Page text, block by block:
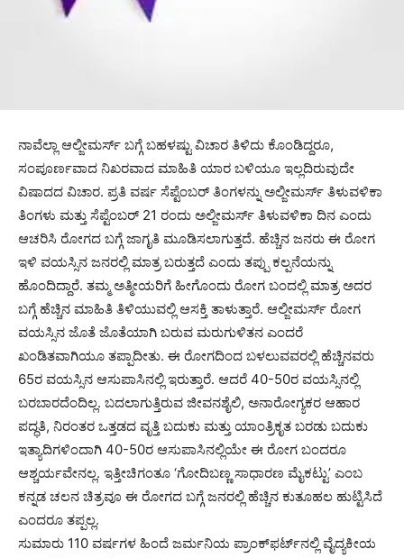
ನಾವೆಲ್ಲಾ ಆಲ್ಜೀಮರ್ಸ್ ಬಗ್ಗೆ ಬಹಳಷ್ಟು ವಿಚಾರ ತಿಳಿದು ಕೊಂಡಿದ್ದರೂ,
ಸಂಪೂರ್ಣವಾದ ನಿಖರವಾದ ಮಾಹಿತಿ ಯಾರ ಬಳಿಯೂ ಇಲ್ಲದಿರುವುದೇ
ವಿಷಾದದ ವಿಚಾರ. ಪ್ರತಿ ವರ್ಷ ಸೆಪ್ಟೆಂಬರ್ ತಿಂಗಳನ್ನು ಅಲ್ಜೀಮರ್ಸ್ ತಿಳುವಳಿಕಾ
ತಿಂಗಳು ಮತ್ತು ಸೆಪ್ಟೆಂಬರ್ 21 ರಂದು ಅಲ್ಜೀಮರ್ಸ್ ತಿಳುವಳಿಕಾ ದಿನ ಎಂದು
ಆಚರಿಸಿ ರೋಗದ ಬಗ್ಗೆ ಜಾಗೃತಿ ಮೂಡಿಸಲಾಗುತ್ತದೆ. ಹೆಚ್ಚಿನ ಜನರು ಈ ರೋಗ
ಇಳಿ ವಯಸ್ಸಿನ ಜನರಲ್ಲಿ ಮಾತ್ರ ಬರುತ್ತದೆ ಎಂದು ತಪ್ಪು ಕಲ್ಪನೆಯನ್ನು
ಹೊಂದಿದ್ದಾರೆ. ತಮ್ಮ ಅತ್ಮೀಯರಿಗೆ ಹೀಗೊಂದು ರೋಗ ಬಂದಲ್ಲಿ ಮಾತ್ರ ಅದರ
ಬಗ್ಗೆ ಹೆಚ್ಚಿನ ಮಾಹಿತಿ ತಿಳಿಯುವಲ್ಲಿ ಆಸಕ್ತಿ ತಾಳುತ್ತಾರೆ. ಆಲ್ಜೀಮರ್ಸ್ ರೋಗ
ವಯಸ್ಸಿನ ಜೊತೆ ಜೊತೆಯಾಗಿ ಬರುವ ಮರುಗುಳಿತನ ಎಂದರೆ
ಖಂಡಿತವಾಗಿಯೂ ತಪ್ಪಾದೀತು. ಈ ರೋಗದಿಂದ ಬಳಲುವವರಲ್ಲಿ ಹೆಚ್ಚಿನವರು
65ರ ವಯಸ್ಸಿನ ಆಸುಪಾಸಿನಲ್ಲಿ ಇರುತ್ತಾರೆ. ಆದರೆ 40-50ರ ವಯಸ್ಸಿನಲ್ಲಿ
ಬರಬಾರದೆಂದಿಲ್ಲ. ಬದಲಾಗುತ್ತಿರುವ ಜೀವನಶೈಲಿ, ಅನಾರೋಗ್ಯಕರ ಆಹಾರ
ಪದ್ಧತಿ, ನಿರಂತರ ಒತ್ತಡದ ವೃತ್ತಿ ಬದುಕು ಮತ್ತು ಯಾಂತ್ರಿಕೃತ ಬರಡು ಬದುಕು
ಇತ್ಯಾದಿಗಳಿಂದಾಗಿ 40-50ರ ಆಸುಪಾಸಿನಲ್ಲಿಯೇ ಈ ರೋಗ ಬಂದರೂ
ಆಶ್ಚರ್ಯವೇನಲ್ಲ. ಇತ್ತೀಚಿಗಂತೂ ‘ಗೋದಿಬಣ್ಣ ಸಾಧಾರಣ ಮೈಕಟ್ಟು’ ಎಂಬ
ಕನ್ನಡ ಚಲನ ಚಿತ್ರವೂ ಈ ರೋಗದ ಬಗ್ಗೆ ಜನರಲ್ಲಿ ಹೆಚ್ಚಿನ ಕುತೂಹಲ ಹುಟ್ಟಿಸಿದೆ
ಎಂದರೂ ತಪ್ಪಲ್ಲ.
ಸುಮಾರು 110 ವರ್ಷಗಳ ಹಿಂದೆ ಜರ್ಮನಿಯ ಪ್ರಾಂಕ್‍ಫರ್ಟ್‍ನಲ್ಲಿ ವೈದ್ಯಕೀಯ